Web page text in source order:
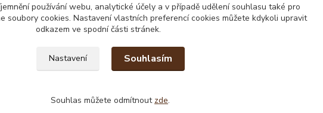
používání webu, analytické účely a v případě udělení souhlasu také pro
soubory cookies. Nastavení vlastních preferencí cookies můžete kdykoli upravit
odkazem ve spodní části stránek.
Nastavení Souhlasím
Souhlas můžete odmítnout zde.